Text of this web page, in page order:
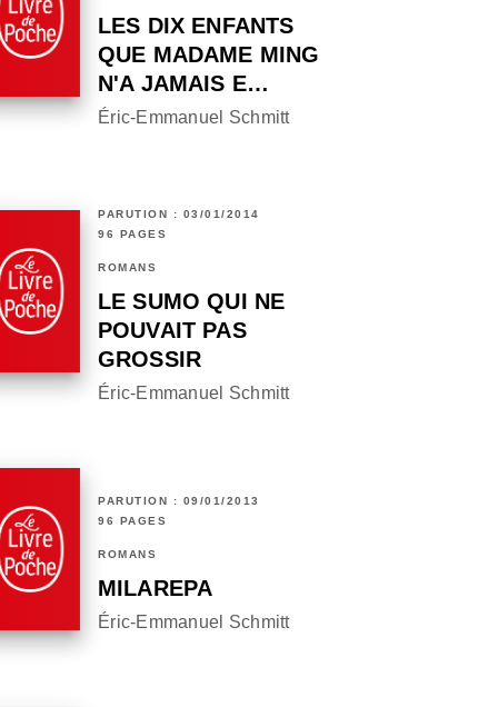
LES DIX ENFANTS
QUE MADAME MING
N'A JAMAIS E…
Éric-Emmanuel Schmitt
PARUTION : 03/01/2014
96 PAGES
ROMANS
LE SUMO QUI NE
POUVAIT PAS
GROSSIR
Éric-Emmanuel Schmitt
PARUTION : 09/01/2013
96 PAGES
ROMANS
MILAREPA
Éric-Emmanuel Schmitt